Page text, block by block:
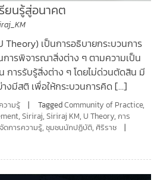
ยนรู้สู่อนาคต
Theory) เป็นการอธิบายกระบวนการ
การพิจารณาสิ่งต่าง ๆ ตามความเป็น
ารรับรู้สิ่งต่าง ๆ โดยไม่ด่วนตัดสิน มี
งมีสติ เพื่อให้กระบวนการคิด […]
วามรู้ TaggedCommunity of Practice,
, Siriraj, Siriraj KM, U Theory, การ
ดการความรู้, ชุมชนนักปฏิบัติ, ศิริราช